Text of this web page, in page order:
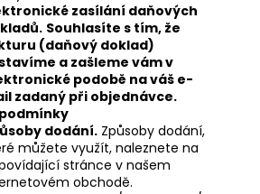
zasílání daňových
Souhlasíte s tím, že
(daňový doklad)
a zašleme vám v
podobě na váš e-
zadaný při objednávce.
dodání. Způsoby dodání,
můžete využít, naleznete na
stránce v našem
obchodě.